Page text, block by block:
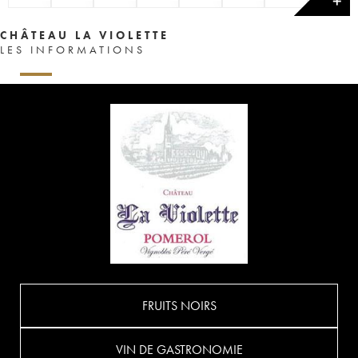
CHÂTEAU LA VIOLETTE
LES INFORMATIONS
FRUITS NOIRS
VIN DE GASTRONOMIE